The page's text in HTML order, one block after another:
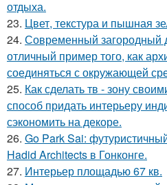
отдыха.
23. Цвет, текстура и пышная
24. Современный загородный
отличный пример того, как
соединяться с окружающей
25. Как сделать тв - зону
способ придать интерьеру
сэкономить на декоре.
26. Go Park Sai:
Hadid Architects в Гонконге.
27. Интерьер площадью 67 кв.